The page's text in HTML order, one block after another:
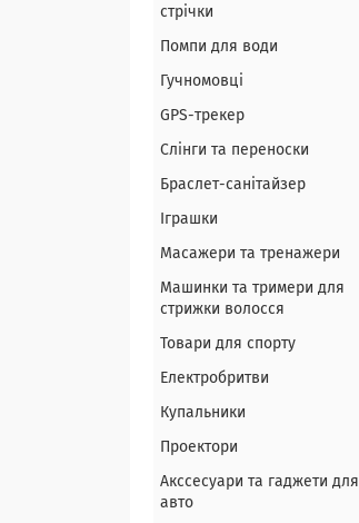
стрічки
Помпи для води
Гучномовці
GPS-трекер
Слінги та переноски
Браслет-санітайзер
Іграшки
Масажери та тренажери
Машинки та тримери для
стрижки волосся
Товари для спорту
Електробритви
Купальники
Проектори
Акссесуари та гаджети для
авто